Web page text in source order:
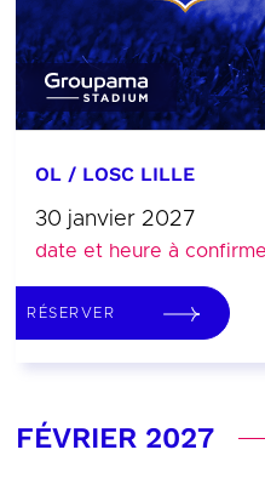
OL / LOSC LILLE
30 janvier 2027
date et heure à
RÉSERVER
FÉVRIER 2027